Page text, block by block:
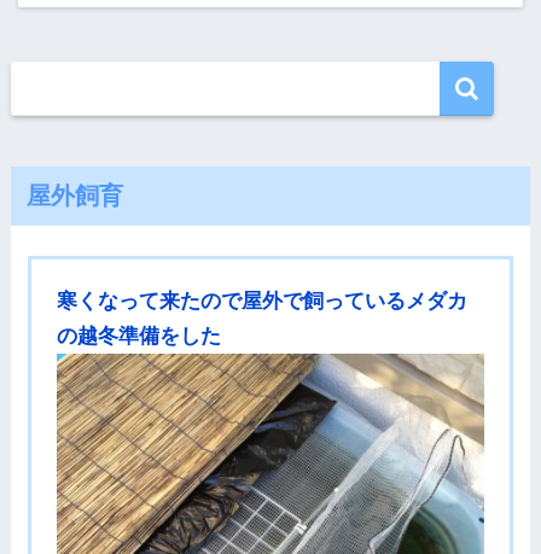
屋外飼育
寒くなって来たので屋外で飼っているメダカ
の越冬準備をした